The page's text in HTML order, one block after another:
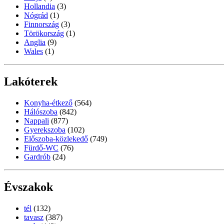
Hollandia (3)
Nógrád (1)
Finnország (3)
Törökország (1)
Anglia (9)
Wales (1)
Lakóterek
Konyha-étkező (564)
Hálószoba (842)
Nappali (877)
Gyerekszoba (102)
Előszoba-közlekedő (749)
Fürdő-WC (76)
Gardrób (24)
Évszakok
tél (132)
tavasz (387)